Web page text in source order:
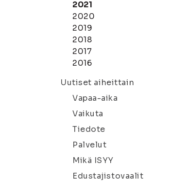
2021
2020
2019
2018
2017
2016
Uutiset aiheittain
Vapaa-aika
Vaikuta
Tiedote
Palvelut
Mikä ISYY
Edustajistovaalit